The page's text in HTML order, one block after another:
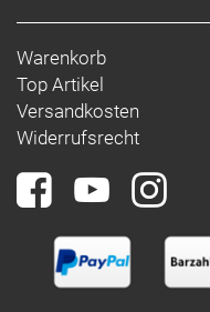
Warenkorb
Top Artikel
Versandkosten
Widerrufsrecht